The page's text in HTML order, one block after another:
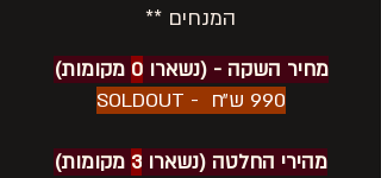
המנחים **
מחיר השקה - (נשארו0 מקומות)
990 ש״ח - SOLDOUT
מהירי החלטה (נשארו 3 מקומות)